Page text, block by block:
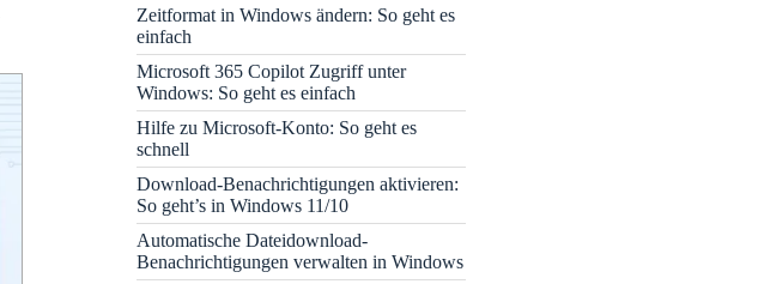
Zeitformat in Windows ändern: So geht es
einfach
Microsoft 365 Copilot Zugriff unter
Windows: So geht es einfach
Hilfe zu Microsoft-Konto: So geht es
schnell
Download-Benachrichtigungen aktivieren:
So geht’s in Windows 11/10
Automatische Dateidownload-
Benachrichtigungen verwalten in Windows